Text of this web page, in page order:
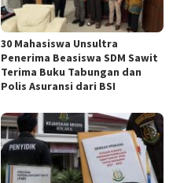
30 Mahasiswa Unsultra
Penerima Beasiswa SDM Sawit
Terima Buku Tabungan dan
Polis Asuransi dari BSI